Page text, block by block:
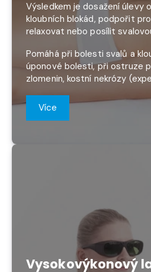
Výsledkem je dosažení úlevy
kloubních blokád, podpořit
relaxovat nebo posílit
Pomáhá při bolesti svalů a
úponové bolesti, při ostruze
zlomenin, kostní nekrózy
Více
Vysokovýkonový